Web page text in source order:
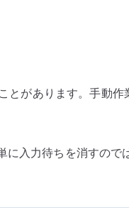
待
御
があります。手動
入力待ちを消すの